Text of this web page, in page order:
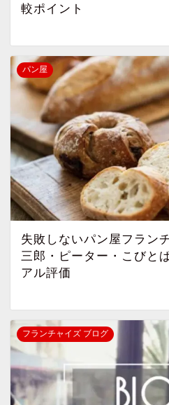
較ポイント
パン屋
失敗しないパン屋フラン
三郎・ピーター・こびと
アル評価
フランチャイズ ブログ